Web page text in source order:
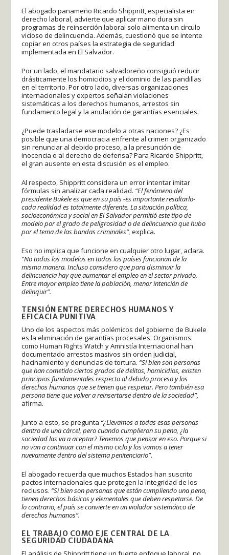
El abogado panameño Ricardo Shippritt, especialista en
derecho laboral, advierte que aplicar mano dura sin
programas de reinserción laboral solo alimenta un círculo
vicioso de delincuencia. Además, cuestionó que se intente
copiar en otros países la estrategia de seguridad
implementada en El Salvador.
Por un lado, el mandatario salvadoreño consiguió reducir
drásticamente los homicidios y el dominio de las pandillas
en el territorio. Por otro lado, diversas organizaciones
internacionales y expertos señalan violaciones
sistemáticas a los derechos humanos, arrestos sin
fundamento legal y la anulación de garantías esenciales.
¿Puede trasladarse ese modelo a otras naciones? ¿Es
posible que una democracia enfrente al crimen organizado
sin renunciar al debido proceso, a la presunción de
inocencia o al derecho de defensa? Para Ricardo Shippritt,
el gran ausente en esta discusión es el empleo.
Al respecto, Shippritt considera un error intentar imitar
fórmulas sin analizar cada realidad. “El fenómeno del
presidente Bukele es que en su país -es importante resaltarlo-
cada realidad es totalmente diferente. La situación política,
socioeconómica y social en El Salvador permitió este tipo de
modelo por el grado de peligrosidad o de delincuencia que hubo
por el tema de las bandas criminales”,explica.
Eso no implica que funcione en cualquier otro lugar, aclara.
“No todos los modelos en todos los países funcionan de la
misma manera. Incluso considero que para disminuir la
delincuencia hay que aumentar el empleo en el sector privado.
Entre mayor empleo tiene la población, menor intención de
delinquir”.
TENSIÓN ENTRE DERECHOS HUMANOS Y
EFICACIA PUNITIVA
Uno de los aspectos más polémicos del gobierno de Bukele
es la eliminación de garantías procesales. Organismos
como Human Rights Watch y Amnistía Internacional han
documentado arrestos masivos sin orden judicial,
hacinamiento y denuncias de tortura. “Si bien son personas
que han cometido ciertos grados de delitos, homicidios, existen
principios fundamentales respecto al debido proceso y los
derechos humanos que se tienen que respetar. Pero también esa
persona tiene que volver a reinsertarse dentro de la sociedad”,
afirma.
Junto a esto, se pregunta “¿Llevamos a todas esas personas
dentro de una cárcel, pero cuando cumplieron su pena, ¿la
sociedad las va a aceptar? Tenemos que pensar en eso. Porque si
no van a continuar con el mismo ciclo y los vamos a tener
nuevamente dentro del sistema penitenciario”.
El abogado recuerda que muchos Estados han suscrito
pactos internacionales que protegen la integridad de los
reclusos. “Si bien son personas que están cumpliendo una pena,
tienen derechos básicos y elementales que deben respetarse. De
lo contrario, el país se convierte en un violador sistemático de
derechos humanos”.
EL TRABAJO COMO EJE CENTRAL DE LA
SEGURIDAD CIUDADANA